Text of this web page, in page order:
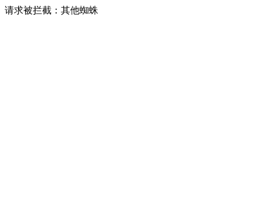
请求被拦截：其他蜘蛛